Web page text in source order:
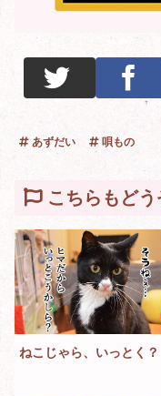
あずだい 唄もの
こちらもどう
ねこじゃら、いっとく？